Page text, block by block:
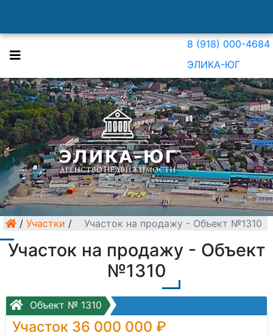
8 (918) 000-4684
ЭЛИКА-ЮГ
/ Участки / Участок на продажу - Объект №1310
Участок на продажу - Объект
№1310
Объект № 1310
Участок 36 000 000 ₽